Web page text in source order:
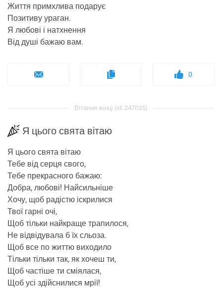
Життя примхлива подарує
Позитиву ураган.
Я любові і натхнення
Від душі бажаю вам.
0
Вітання жінці (id: 247035)
Я цього свята вітаю
Я цього свята вітаю
Тебе від серця свого,
Тебе прекрасного бажаю:
Добра, любові! Найсильніше
Хочу, щоб радістю іскрилися
Твої гарні очі,
Щоб тільки найкраще трапилося,
Не відвідувала б їх сльоза.
Щоб все по життю виходило
Тільки тільки так, як хочеш ти,
Щоб частіше ти сміялася,
Щоб усі здійснилися мрії!